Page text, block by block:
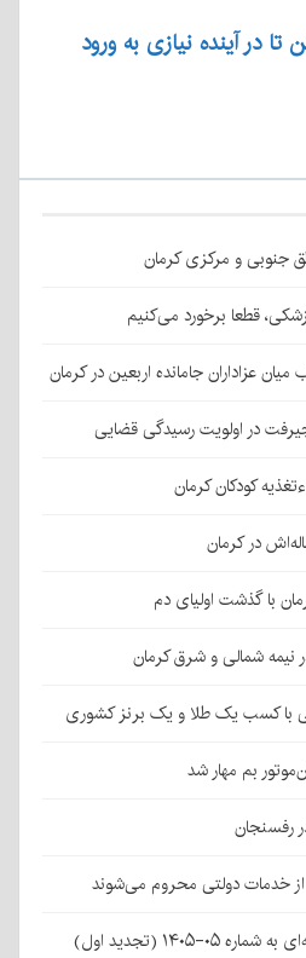
در آینده نیازی به ورود
جنوبی و مرکزی کرمان
قطعا برخورد می‌کنیم
در اولویت رسیدگی قضایی
کودکان کرمان
با گذشت اولیای دم
شمالی و شرق کرمان
با کسب یک طلا و یک برنز کشوری
بم مهار شد
خدمات دولتی محروم می‌شوند
(تجدید اول)